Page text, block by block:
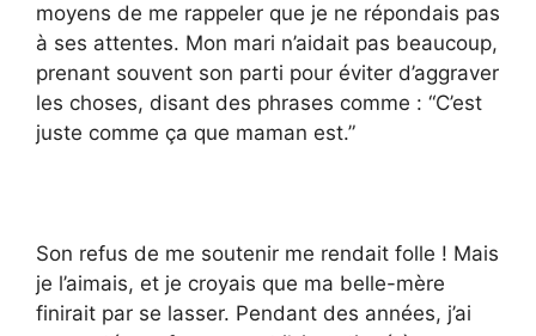
moyens de me rappeler que je ne répondais pas
à ses attentes. Mon mari n’aidait pas beaucoup,
prenant souvent son parti pour éviter d’aggraver
les choses, disant des phrases comme : “C’est
juste comme ça que maman est.”
Son refus de me soutenir me rendait folle ! Mais
je l’aimais, et je croyais que ma belle-mère
finirait par se lasser. Pendant des années, j’ai